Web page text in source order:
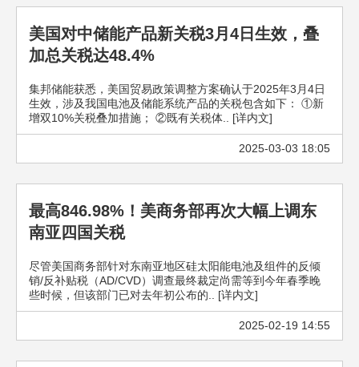
美国对中储能产品新关税3月4日生效，叠
加总关税达48.4%
集邦储能获悉，美国贸易政策调整方案确认于2025年3月4日
生效，涉及我国电池及储能系统产品的关税包含如下： ①新
增双10%关税叠加措施； ②既有关税体.. [详内文]
2025-03-03 18:05
最高846.98%！美商务部再次大幅上调东
南亚四国关税
尽管美国商务部针对东南亚地区硅太阳能电池及组件的反倾
销/反补贴税（AD/CVD）调查最终裁定尚需等到今年春季晚
些时候，但该部门已对去年初公布的.. [详内文]
2025-02-19 14:55